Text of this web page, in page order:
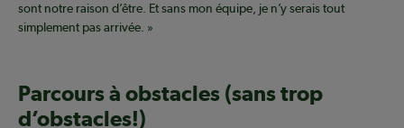
sont notre raison d’être. Et sans mon équipe, je n’y serais tout
simplement pas arrivée. »
Parcours à obstacles (sans trop
d’obstacles!)